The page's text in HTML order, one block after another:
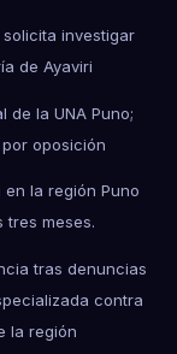
investigar
de Ayaviri
de la UNA Puno;
oposición
en la región Puno
tres meses.
tras denuncias
contra
la región